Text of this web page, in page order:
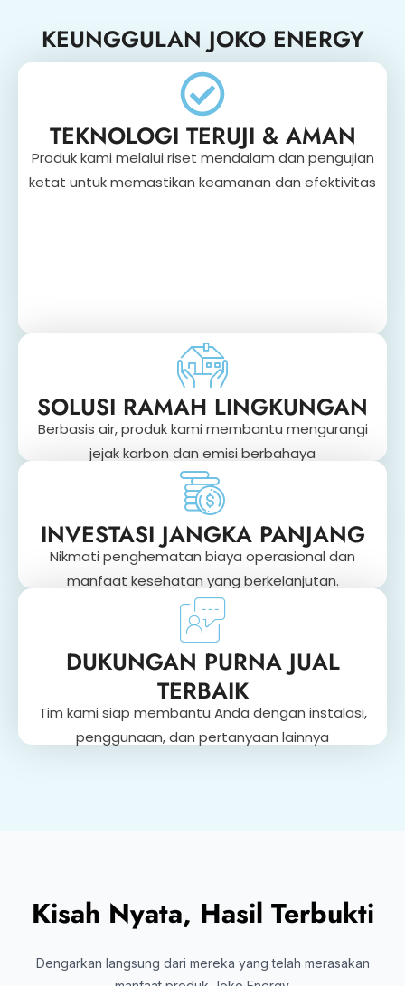
KEUNGGULAN JOKO ENERGY
TEKNOLOGI TERUJI & AMAN
Produk kami melalui riset mendalam dan pengujian
ketat untuk memastikan keamanan dan efektivitas
SOLUSI RAMAH LINGKUNGAN
Berbasis air, produk kami membantu mengurangi
jejak karbon dan emisi berbahaya
INVESTASI JANGKA PANJANG
Nikmati penghematan biaya operasional dan
manfaat kesehatan yang berkelanjutan.
DUKUNGAN PURNA JUAL
TERBAIK
Tim kami siap membantu Anda dengan instalasi,
penggunaan, dan pertanyaan lainnya
Kisah Nyata, Hasil Terbukti
Dengarkan langsung dari mereka yang telah merasakan